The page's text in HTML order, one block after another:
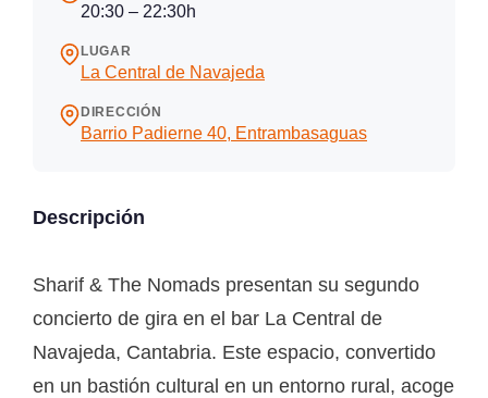
20:30 – 22:30h
LUGAR
La Central de Navajeda
DIRECCIÓN
Barrio Padierne 40, Entrambasaguas
Descripción
Sharif & The Nomads presentan su segundo
concierto de gira en el bar La Central de
Navajeda, Cantabria. Este espacio, convertido
en un bastión cultural en un entorno rural, acoge